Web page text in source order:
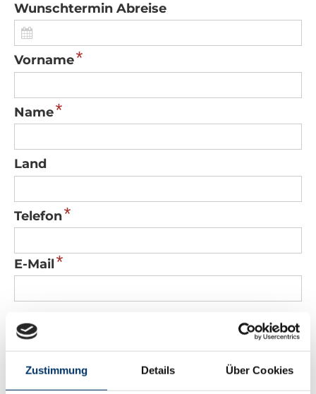
Zustimmung Details Über Cookies
Wunschtermin Abreise
Vorname*
Name*
Land
Telefon*
E-Mail*
Nachricht